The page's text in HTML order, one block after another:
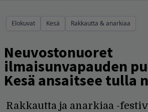
Elokuvat Kesä Rakkautta & anarkiaa
Neuvostonuoret
ilmaisunvapauden
Kesä ansaitsee tulla
Rakkautta ja anarkiaa -